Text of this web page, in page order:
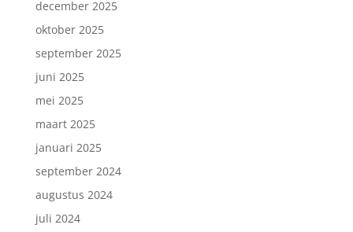
december 2025
oktober 2025
september 2025
juni 2025
mei 2025
maart 2025
januari 2025
september 2024
augustus 2024
juli 2024